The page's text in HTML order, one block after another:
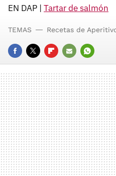
EN DAP | Tartar de salmón
FACEBOOK
TWITTERFLIPBOARD
E-
MAIL
TEMAS Recetas de